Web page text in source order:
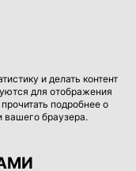
и делать контент
для отображения
подробнее о
вашего браузера.